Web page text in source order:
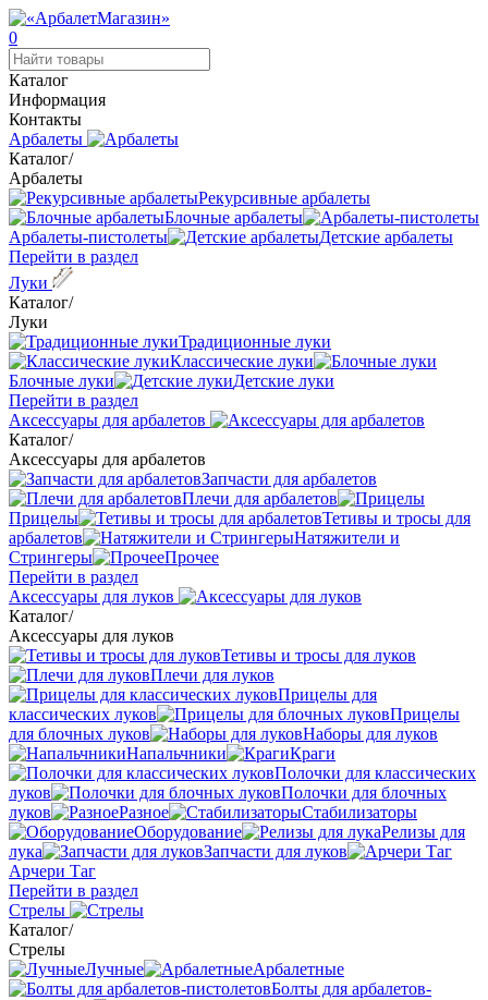
0
Каталог
Информация
Контакты
Арбалеты
Каталог/
Арбалеты
Рекурсивные арбалеты
Блочные арбалеты
Арбалеты-пистолеты
Детские арбалеты
Перейти в раздел
Луки
Каталог/
Луки
Традиционные луки
Классические луки
Блочные луки
Детские луки
Перейти в раздел
Аксессуары для арбалетов
Каталог/
Аксессуары для арбалетов
Запчасти для арбалетов
Плечи для арбалетов
Прицелы
Тетивы и тросы для
арбалетов
Натяжители и
Стрингеры
Прочее
Перейти в раздел
Аксессуары для луков
Каталог/
Аксессуары для луков
Тетивы и тросы для луков
Плечи для луков
Прицелы для
классических луков
Прицелы
для блочных луков
Наборы для луков
Напальчники
Краги
Полочки для классических
луков
Полочки для блочных
луков
Разное
Стабилизаторы
Оборудование
Релизы для
лука
Запчасти для луков
Арчери Таг
Перейти в раздел
Стрелы
Каталог/
Стрелы
Лучные
Арбалетные
Болты для арбалетов-